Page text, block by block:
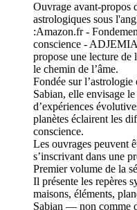
Ouvrage avant-propos
astrologiques sous
:Amazon.fr -
conscience -
propose une lecture de
le chemin de l’âme.
Fondée sur
Sabian, elle envisage
d’expériences
planètes éclairent les
conscience.
Les ouvrages peuvent
s’inscrivant dans une
Premier volume de la
Il présente les repères
maisons, éléments,
Sabian — non comme